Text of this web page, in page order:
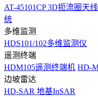
AT-45101CP 3D扼流圈天线
统
多维监测
HDS101/102多维监测仪
遥测终端
HDM105遥测终端机 HD-
边坡雷达
HD-SAR 地基InSAR